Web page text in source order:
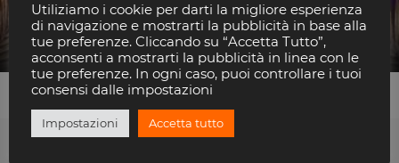
Los Diablos
Beso Club
Utiliziamo i cookie per darti la migliore esperienza
di navigazione e mostrarti la pubblicità in base alla
tue preferenze. Cliccando su “Accetta Tutto”,
acconsenti a mostrarti la pubblicità in linea con le
tue preferenze. In ogni caso, puoi controllare i tuoi
consensi dalle impostazioni
Impostazioni Accetta tutto